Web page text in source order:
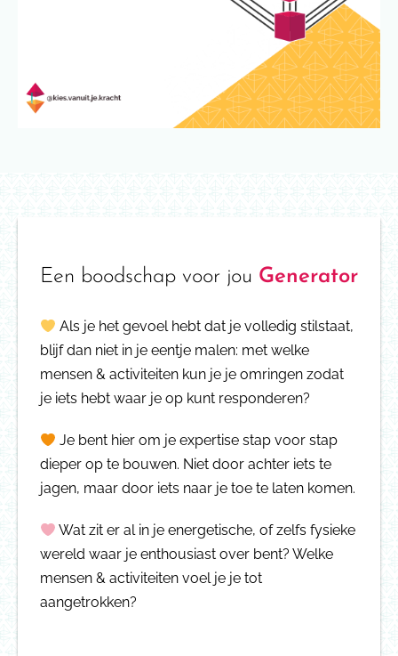
Een boodschap voor jou Generator
Als je het gevoel hebt dat je volledig stilstaat,
blijf dan niet in je eentje malen: met welke
mensen & activiteiten kun je je omringen zodat
je iets hebt waar je op kunt responderen?
Je bent hier om je expertise stap voor stap
dieper op te bouwen. Niet door achter iets te
jagen, maar door iets naar je toe te laten komen.
Wat zit er al in je energetische, of zelfs fysieke
wereld waar je enthousiast over bent? Welke
mensen & activiteiten voel je je tot
aangetrokken?